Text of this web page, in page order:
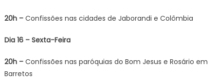
20h – Confissões nas cidades de Jaborandi e Colômbia
Dia 16 – Sexta-Feira
20h – Confissões nas paróquias do Bom Jesus e Rosário em
Barretos